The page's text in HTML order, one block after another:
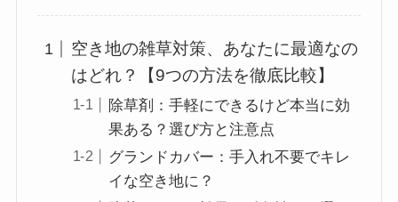
空き地の雑草対策、あなたに最適なの
はどれ？【9つの方法を徹底比較】
除草剤：手軽にできるけど本当に効
果ある？選び方と注意点
グランドカバー：手入れ不要でキレ
イな空き地に？